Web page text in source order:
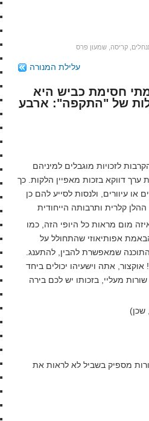
קריסה שמעון פרס
עלילת המנורה
מתי חסימת כביש היא
של "התקפה": ארבע
לזכויות מוגבלים למיניהם
ערך דווקא בזכות מאפיין הלקות. כך
עיוורים, ולנסות לסייע להם כן
מום מראות כל היופי הזה, כמו
אפותיאוזי שהתחולל על
שמאפשרת להבין, להתענג.
אתה וישעיהו יכולים ביחד
מעליי, בזכותו יש לכם בירה
מסנוורות מספיק בשביל לא לראות את